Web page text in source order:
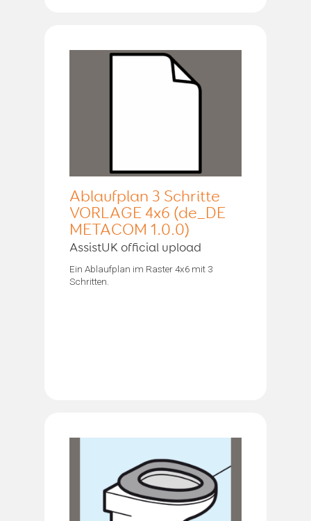
Ablaufplan 3 Schritte
VORLAGE 4x6 (de_DE
METACOM 1.0.0)
AssistUK official upload
Ein Ablaufplan im Raster 4x6 mit 3
Schritten.